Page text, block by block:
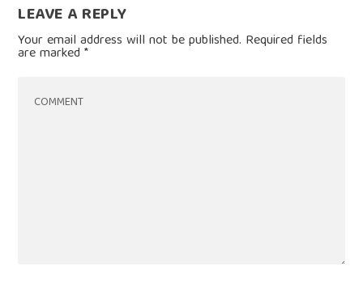
LEAVE A REPLY
Your email address will not be published. Required fields
are marked*